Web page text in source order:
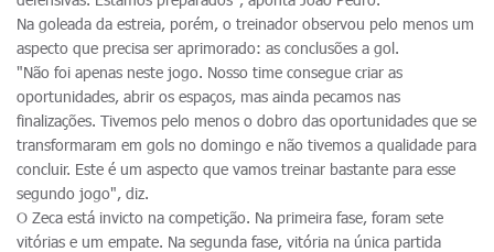
Na goleada da estreia, porém, o treinador observou pelo menos um
aspecto que precisa ser aprimorado: as conclusões a gol.
"Não foi apenas neste jogo. Nosso time consegue criar as
oportunidades, abrir os espaços, mas ainda pecamos nas
finalizações. Tivemos pelo menos o dobro das oportunidades que se
transformaram em gols no domingo e não tivemos a qualidade para
concluir. Este é um aspecto que vamos treinar bastante para esse
segundo jogo", diz.
O Zeca está invicto na competição. Na primeira fase, foram sete
vitórias e um empate. Na segunda fase, vitória na única partida